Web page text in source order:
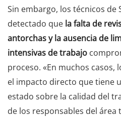
Sin embargo, los técnicos de
detectado que la falta de
antorchas y la ausencia de
intensivas de trabajo
proceso. «En muchos casos,
el impacto directo que tiene
estado sobre la calidad del
de los responsables del área